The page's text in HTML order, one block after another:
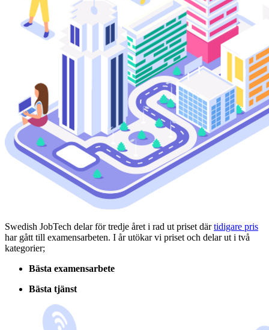
Swedish JobTech delar för tredje året i rad ut priset därtidigare pris
har gått till examensarbeten. I år utökar vi priset och delar ut i två
kategorier;
Bästa examensarbete
Bästa tjänst